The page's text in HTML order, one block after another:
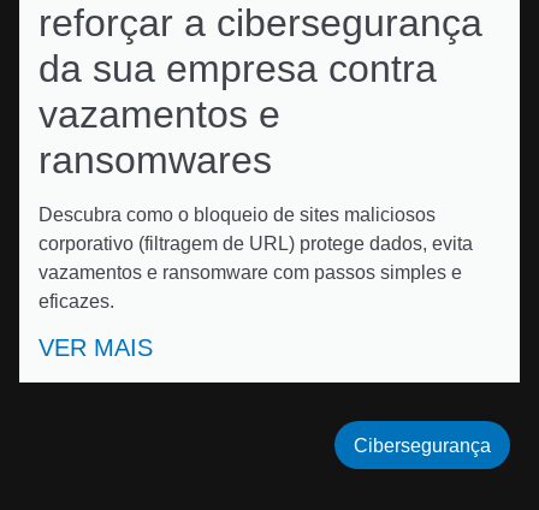
reforçar a cibersegurança
da sua empresa contra
vazamentos e
ransomwares
Descubra como o bloqueio de sites maliciosos
corporativo (filtragem de URL) protege dados, evita
vazamentos e ransomware com passos simples e
eficazes.
VER MAIS
Cibersegurança